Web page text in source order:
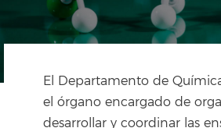
El Departamento de
el órgano encargado de
desarrollar y coordinar las